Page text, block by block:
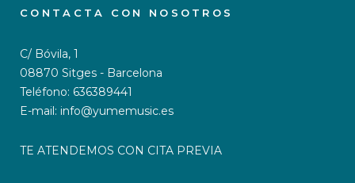
CONTACTA CON NOSOTROS
C/ Bóvila, 1
08870 Sitges - Barcelona
Teléfono: 636389441
E-mail: info@yumemusic.es
TE ATENDEMOS CON CITA PREVIA